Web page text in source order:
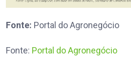
Fonte: Portal do Agronegócio
Fonte: Portal do Agronegócio